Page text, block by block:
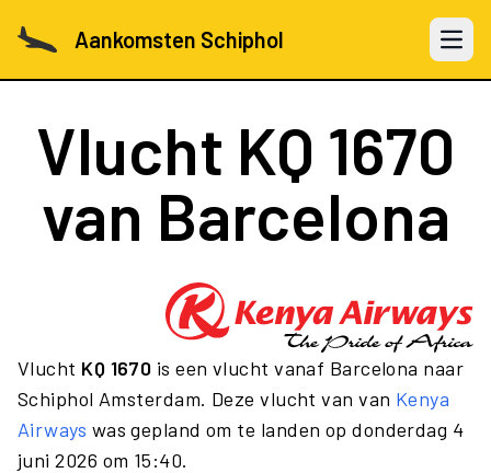
Aankomsten Schiphol Open
Vlucht KQ 1670
van Barcelona
Vlucht KQ 1670 is een vlucht vanaf Barcelona naar
Schiphol Amsterdam. Deze vlucht van van Kenya
Airways was gepland om te landen op donderdag 4
juni 2026 om 15:40.